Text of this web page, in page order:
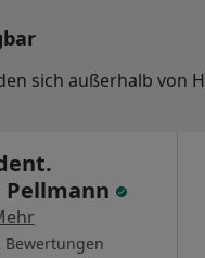
sich außerhalb von
Pellmann
Bewertungen